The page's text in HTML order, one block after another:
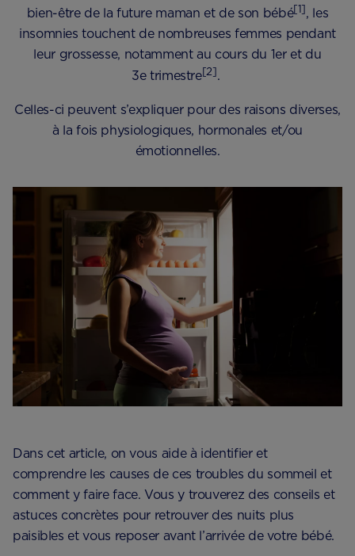
bien-être de la future maman et de son bébé[1], les
insomnies touchent de nombreuses femmes pendant
leur grossesse, notamment au cours du 1er et du
3e trimestre[2].
Celles-ci peuvent s’expliquer pour des raisons diverses,
à la fois physiologiques, hormonales et/ou
émotionnelles.
Dans cet article, on vous aide à identifier et
comprendre les causes de ces troubles du sommeil et
comment y faire face. Vous y trouverez des conseils et
astuces concrètes pour retrouver des nuits plus
paisibles et vous reposer avant l’arrivée de votre bébé.